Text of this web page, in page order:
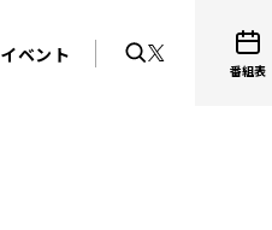
イベント
番組表